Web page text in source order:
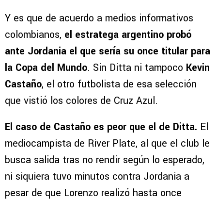
Y es que de acuerdo a medios informativos
colombianos, el estratega argentino probó
ante Jordania el que sería su once titular para
la Copa del Mundo. Sin Ditta ni tampoco Kevin
Castaño, el otro futbolista de esa selección
que vistió los colores de Cruz Azul.
El caso de Castaño es peor que el de Ditta. El
mediocampista de River Plate, al que el club le
busca salida tras no rendir según lo esperado,
ni siquiera tuvo minutos contra Jordania a
pesar de que Lorenzo realizó hasta once